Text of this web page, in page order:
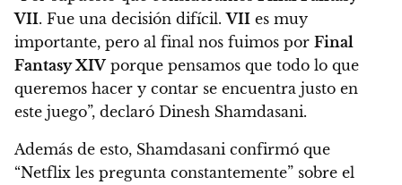
VII. Fue una decisión difícil.VII es muy
importante, pero al final nos fuimos por Final
Fantasy XIVporque pensamos que todo lo que
queremos hacer y contar se encuentra justo en
este juego”, declaró Dinesh Shamdasani.
Además de esto, Shamdasani confirmó que
“Netflix les pregunta constantemente” sobre el